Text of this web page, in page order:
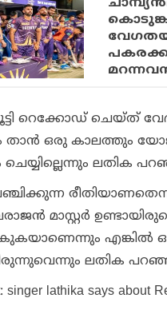
റെക്കോഡ് ചെയ്ത്
ഒരു കാലത്തും
ലതിക
മാസ്റ്റര്‍
എങ്കില്‍
ലതിക
singer lathika says about